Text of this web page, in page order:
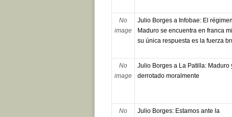
No
image
Julio Borges a Infobae: El
Maduro se encuentra en franca
su única respuesta es la fuerza
No
image
Julio Borges a La Patilla: Maduro
derrotado moralmente
No
Julio Borges: Estamos ante la